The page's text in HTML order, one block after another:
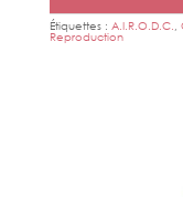
Étiquettes : A.I.R.O.D.C.,
Reproduction